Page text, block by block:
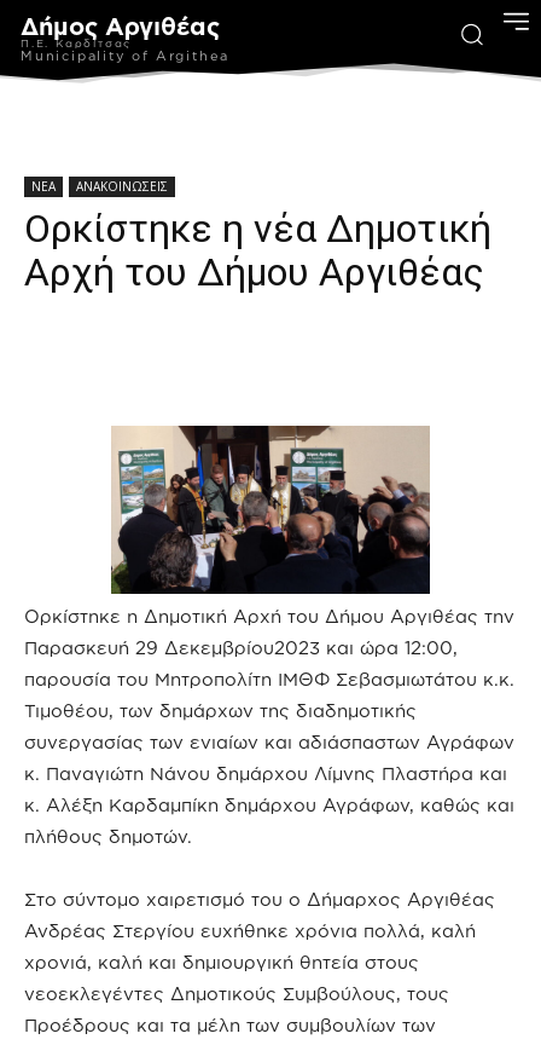
Δήμος Αργιθέας
Π.Ε. Καρδίτσας
Municipality of Argithea
ΝΕΑ ΑΝΑΚΟΙΝΩΣΕΙΣ
Ορκίστηκε η νέα Δημοτική
Αρχή του Δήμου Αργιθέας
Ορκίστηκε η Δημοτική Αρχή του Δήμου Αργιθέας την
Παρασκευή 29 Δεκεμβρίου2023 και ώρα 12:00,
παρουσία του Μητροπολίτη ΙΜΘΦ Σεβασμιωτάτου κ.κ.
Τιμοθέου, των δημάρχων της διαδημοτικής
συνεργασίας των ενιαίων και αδιάσπαστων Αγράφων
κ. Παναγιώτη Νάνου δημάρχου Λίμνης Πλαστήρα και
κ. Αλέξη Καρδαμπίκη δημάρχου Αγράφων, καθώς και
πλήθους δημοτών.
Στο σύντομο χαιρετισμό του ο Δήμαρχος Αργιθέας
Ανδρέας Στεργίου ευχήθηκε χρόνια πολλά, καλή
χρονιά, καλή και δημιουργική θητεία στους
νεοεκλεγέντες Δημοτικούς Συμβούλους, τους
Προέδρους και τα μέλη των συμβουλίων των